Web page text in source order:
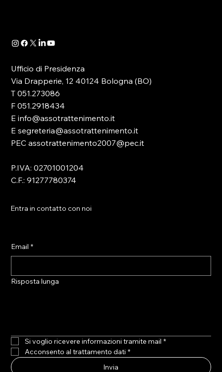
Ufficio di Presidenza
Via Drapperie, 12 40124 Bologna (BO)
T 051.273086
F 051.2918434
E info@assotrattenimento.it
E segreteria@assotrattenimento.it
PEC assotrattenimento2007@pec.it
P.IVA: 02701001204
C.F.: 91277780374
Entra in contatto con noi
Email *
Risposta lunga
Si voglio ricevere informazioni tramite mail *
Acconsento al trattamento dati *
Invia